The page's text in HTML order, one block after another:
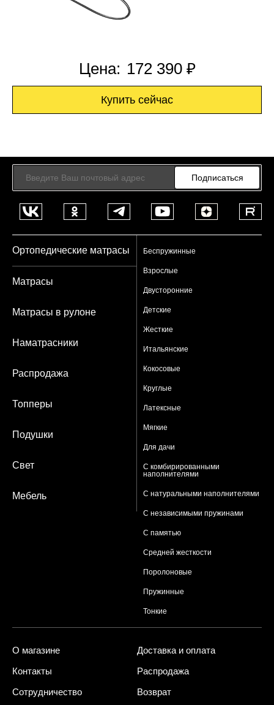
Цена: 172 390 ₽
Купить сейчас
Подписаться
Ортопедические матрасы Беспружинные
Взрослые
Двусторонние
Детские
Жесткие
Итальянские
Кокосовые
Круглые
Латексные
Мягкие
Для дачи
С комбирированными
наполнителями
С натуральными наполнителями
С независимыми пружинами
С памятью
Средней жесткости
Поролоновые
Пружинные
Тонкие
Матрасы
Матрасы в рулоне
Наматрасники
Распродажа
Топперы
Подушки
Свет
Мебель
О магазине
Доставка и оплата
Контакты
Распродажа
Сотрудничество
Возврат